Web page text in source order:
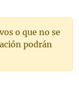
o que no se
podrán